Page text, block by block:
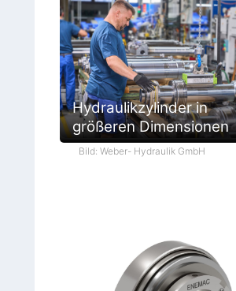
Hydraulikzylinder in
größeren Dimensionen
Bild: Weber- Hydraulik GmbH